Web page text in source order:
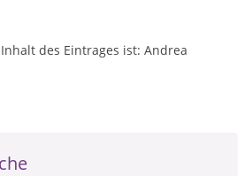
des Eintrages ist: Andrea